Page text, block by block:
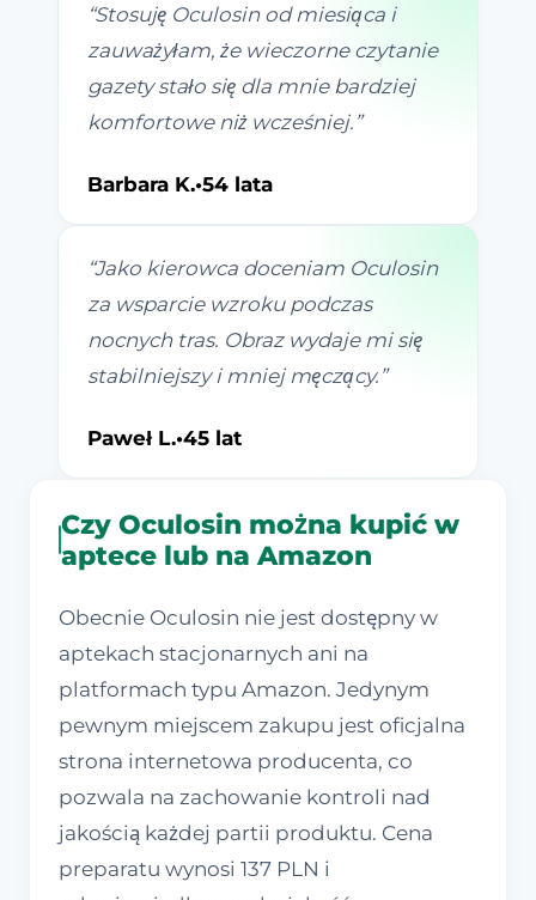
“Stosuję Oculosin od miesiąca i
zauważyłam, że wieczorne czytanie
gazety stało się dla mnie bardziej
komfortowe niż wcześniej. ”
Barbara K.•54 lata
“Jako kierowca doceniam Oculosin
za wsparcie wzroku podczas
nocnych tras. Obraz wydaje mi się
stabilniejszy i mniej męczący. ”
Paweł L.•45 lat
Czy Oculosin można kupić w
aptece lub na Amazon
Obecnie Oculosin nie jest dostępny w
aptekach stacjonarnych ani na
platformach typu Amazon. Jedynym
pewnym miejscem zakupu jest oficjalna
strona internetowa producenta, co
pozwala na zachowanie kontroli nad
jakością każdej partii produktu. Cena
preparatu wynosi 137 PLN i